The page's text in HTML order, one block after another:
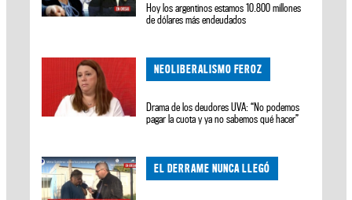
Hoy los argentinos estamos 10.800 millones
de dólares más endeudados
NEOLIBERALISMO FEROZ
Drama de los deudores UVA: “No podemos
pagar la cuota y ya no sabemos qué hacer”
EL DERRAME NUNCA LLEGÓ